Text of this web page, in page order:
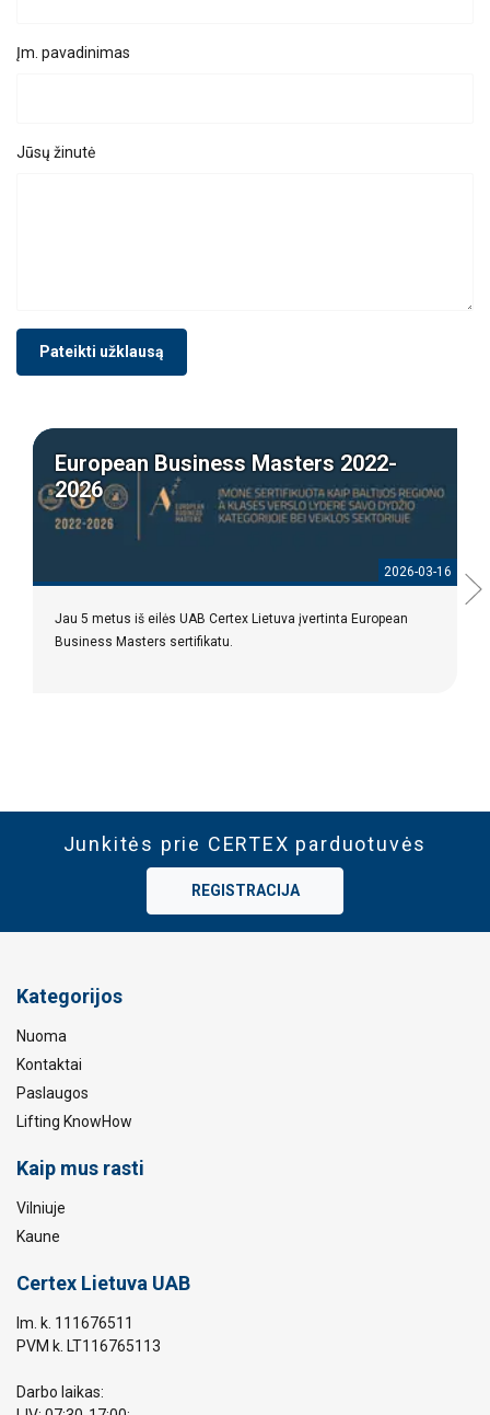
Įm. pavadinimas
Jūsų žinutė
Pateikti užklausą
European Business Masters 2022-
2026
2026-03-16
Jau 5 metus iš eilės UAB Certex Lietuva įvertinta European
Business Masters sertifikatu.
Junkitės prie CERTEX parduotuvės
REGISTRACIJA
Kategorijos
Nuoma
Kontaktai
Paslaugos
Lifting KnowHow
Kaip mus rasti
Vilniuje
Kaune
Certex Lietuva UAB
Im. k. 111676511
PVM k. LT116765113
Darbo laikas: